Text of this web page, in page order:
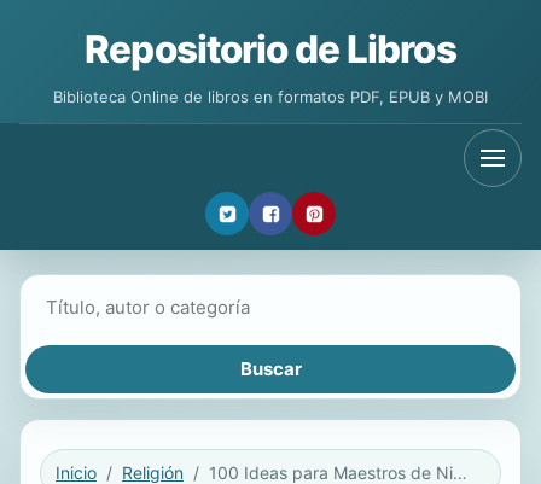
Repositorio de Libros
Biblioteca Online de libros en formatos PDF, EPUB y MOBI
Inicio Religión 100 Ideas para Maestros de Niños